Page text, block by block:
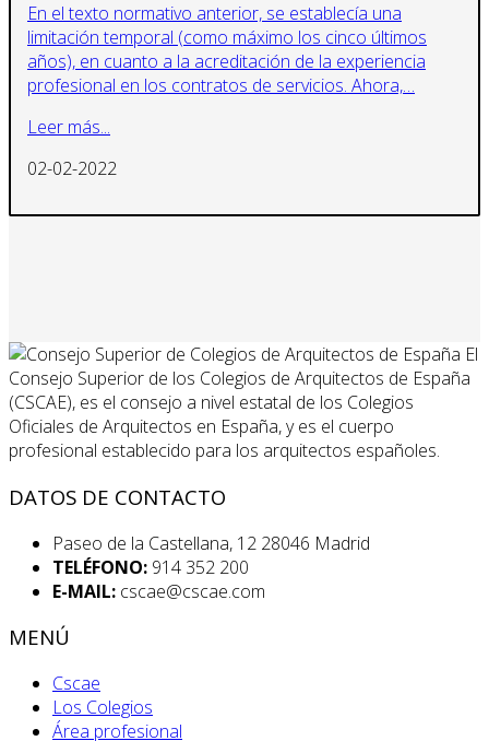
En el texto normativo anterior, se establecía una
limitación temporal (como máximo los cinco últimos
años), en cuanto a la acreditación de la experiencia
profesional en los contratos de servicios. Ahora,…
Leer más...
02-02-2022
El
Consejo Superior de los Colegios de Arquitectos de España
(CSCAE), es el consejo a nivel estatal de los Colegios
Oficiales de Arquitectos en España, y es el cuerpo
profesional establecido para los arquitectos españoles.
DATOS DE CONTACTO
Paseo de la Castellana, 12 28046 Madrid
TELÉFONO: 914 352 200
E-MAIL: cscae@cscae.com
MENÚ
Cscae
Los Colegios
Área profesional